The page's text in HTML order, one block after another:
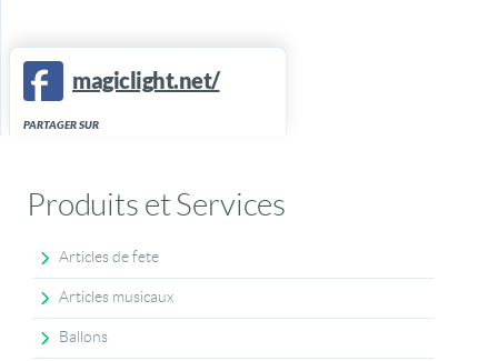
magiclight.net/
PARTAGER SUR
Produits et Services
Articles de fete
Articles musicaux
Ballons